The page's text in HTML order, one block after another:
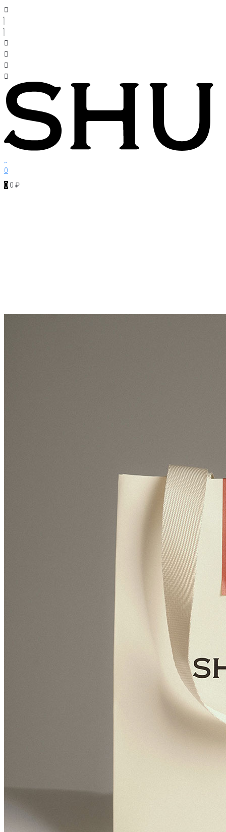
Перейти
к
контенту
0
0 0 ₽